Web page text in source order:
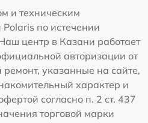
и техническим
по истечении
центр в Казани работает
авторизации от
указанные на сайте,
характер и
согласно п. 2 ст. 437
торговой марки